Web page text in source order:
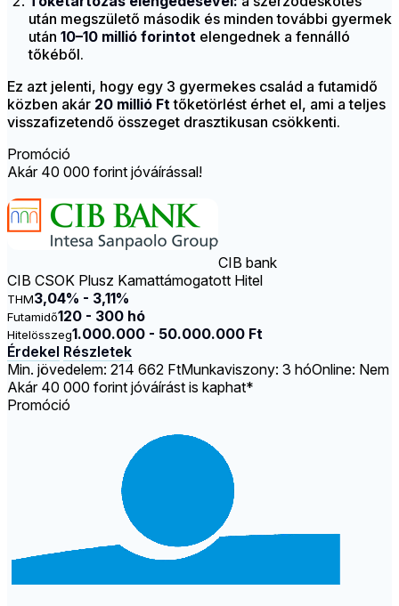
után megszülető második és minden további gyermek
után 10–10 millió forintot elengednek a fennálló
tőkéből.
Ez azt jelenti, hogy egy 3 gyermekes család a futamidő
közben akár 20 millió Fttőketörlést érhet el, ami a teljes
visszafizetendő összeget drasztikusan csökkenti.
Promóció
Akár 40 000 forint jóváírással!
CIB bank
CIB CSOK Plusz Kamattámogatott Hitel
THM3,04% - 3,11%
Futamidő120 - 300 hó
Hitelösszeg1.000.000 - 50.000.000 Ft
Érdekel Részletek
Min. jövedelem: 214 662 FtMunkaviszony: 3 hóOnline: Nem
Akár 40 000 forint jóváírást is kaphat*
Promóció